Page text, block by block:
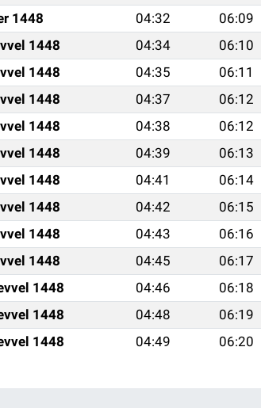
1448 04:32 06:09
1448 04:34 06:10
1448 04:35 06:11
1448 04:37 06:12
1448 04:38 06:12
1448 04:39 06:13
1448 04:41 06:14
1448 04:42 06:15
1448 04:43 06:16
1448 04:45 06:17
1448 04:46 06:18
1448 04:48 06:19
1448 04:49 06:20